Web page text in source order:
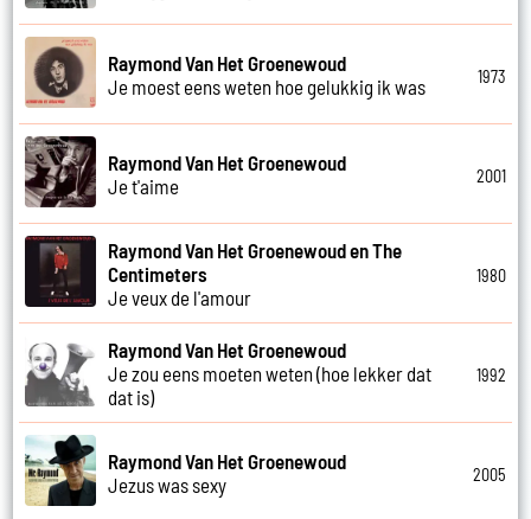
Raymond Van Het Groenewoud
Je moest eens weten hoe gelukkig ik was
1973
Raymond Van Het Groenewoud
Je t'aime
2001
Raymond Van Het Groenewoud en The
Centimeters
Je veux de l'amour
1980
Raymond Van Het Groenewoud
Je zou eens moeten weten (hoe lekker dat
dat is)
1992
Raymond Van Het Groenewoud
Jezus was sexy
2005